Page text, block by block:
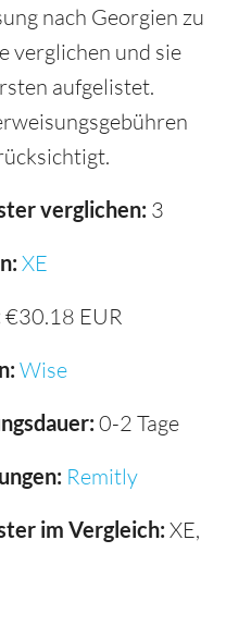
nach Georgien zu
verglichen und sie
aufgelistet.
verglichen: 3
XE
€30.18 EUR
Wise
0-2 Tage
Remitly
im Vergleich: XE,